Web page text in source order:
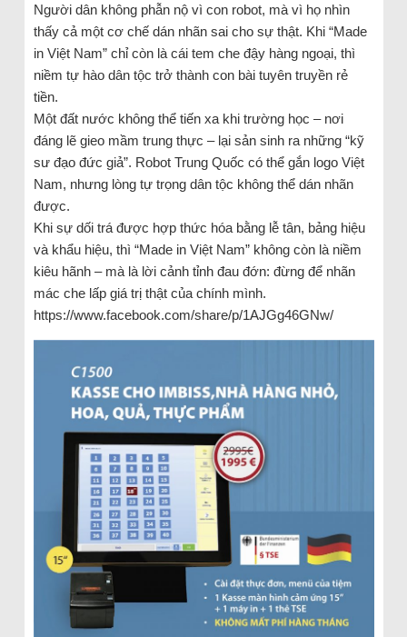
Người dân không phẫn nộ vì con robot, mà vì họ nhìn
thấy cả một cơ chế dán nhãn sai cho sự thật. Khi “Made
in Việt Nam” chỉ còn là cái tem che đậy hàng ngoại, thì
niềm tự hào dân tộc trở thành con bài tuyên truyền rẻ
tiền.
Một đất nước không thể tiến xa khi trường học – nơi
đáng lẽ gieo mầm trung thực – lại sản sinh ra những “kỹ
sư đạo đức giả”. Robot Trung Quốc có thể gắn logo Việt
Nam, nhưng lòng tự trọng dân tộc không thể dán nhãn
được.
Khi sự dối trá được hợp thức hóa bằng lễ tân, bảng hiệu
và khẩu hiệu, thì “Made in Việt Nam” không còn là niềm
kiêu hãnh – mà là lời cảnh tỉnh đau đớn: đừng để nhãn
mác che lấp giá trị thật của chính mình.
https://www.facebook.com/share/p/1AJGg46GNw/